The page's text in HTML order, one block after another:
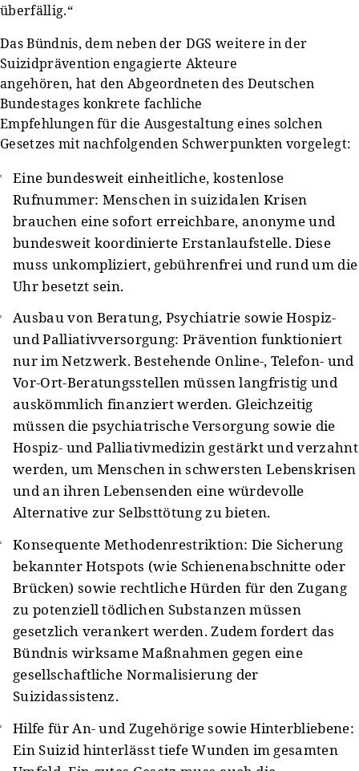
überfällig.“
Das Bündnis, dem neben der DGS weitere in der
Suizidprävention engagierte Akteure
angehören, hat den Abgeordneten des Deutschen
Bundestages konkrete fachliche
Empfehlungen für die Ausgestaltung eines solchen
Gesetzes mit nachfolgenden Schwerpunkten vorgelegt:
Eine bundesweit einheitliche, kostenlose
Rufnummer: Menschen in suizidalen Krisen
brauchen eine sofort erreichbare, anonyme und
bundesweit koordinierte Erstanlaufstelle. Diese
muss unkompliziert, gebührenfrei und rund um die
Uhr besetzt sein.
Ausbau von Beratung, Psychiatrie sowie Hospiz-
und Palliativversorgung: Prävention funktioniert
nur im Netzwerk. Bestehende Online-, Telefon- und
Vor-Ort-Beratungsstellen müssen langfristig und
auskömmlich finanziert werden. Gleichzeitig
müssen die psychiatrische Versorgung sowie die
Hospiz- und Palliativmedizin gestärkt und verzahnt
werden, um Menschen in schwersten Lebenskrisen
und an ihren Lebensenden eine würdevolle
Alternative zur Selbsttötung zu bieten.
Konsequente Methodenrestriktion: Die Sicherung
bekannter Hotspots (wie Schienenabschnitte oder
Brücken) sowie rechtliche Hürden für den Zugang
zu potenziell tödlichen Substanzen müssen
gesetzlich verankert werden. Zudem fordert das
Bündnis wirksame Maßnahmen gegen eine
gesellschaftliche Normalisierung der
Suizidassistenz.
Hilfe für An- und Zugehörige sowie Hinterbliebene:
Ein Suizid hinterlässt tiefe Wunden im gesamten